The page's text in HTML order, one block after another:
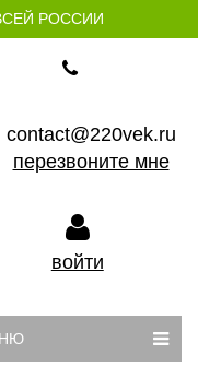
РОССИИ
contact@220vek.ru
перезвоните мне
войти